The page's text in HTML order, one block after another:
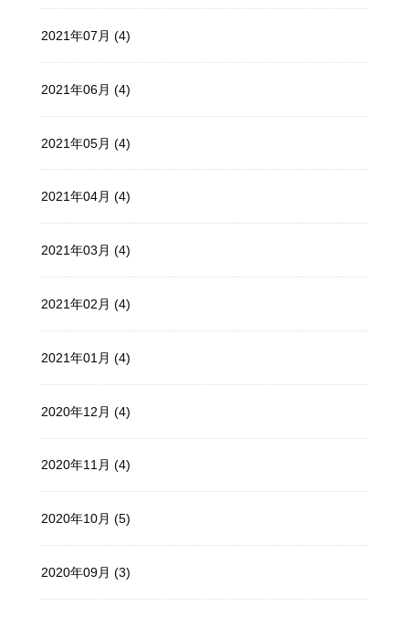
2021年07月 (4)
2021年06月 (4)
2021年05月 (4)
2021年04月 (4)
2021年03月 (4)
2021年02月 (4)
2021年01月 (4)
2020年12月 (4)
2020年11月 (4)
2020年10月 (5)
2020年09月 (3)